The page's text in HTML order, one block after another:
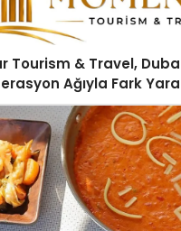
Tourism & Travel,
Ağıyla Fark